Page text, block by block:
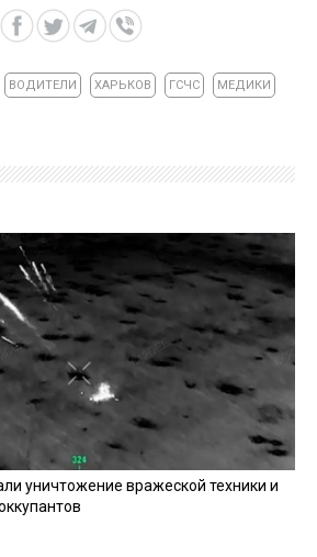
ВОДИТЕЛИ ХАРЬКОВ ГСЧС МЕДИКИ
уничтожение вражеской техники и